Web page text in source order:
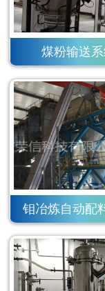
煤粉输送
钼冶炼自动配